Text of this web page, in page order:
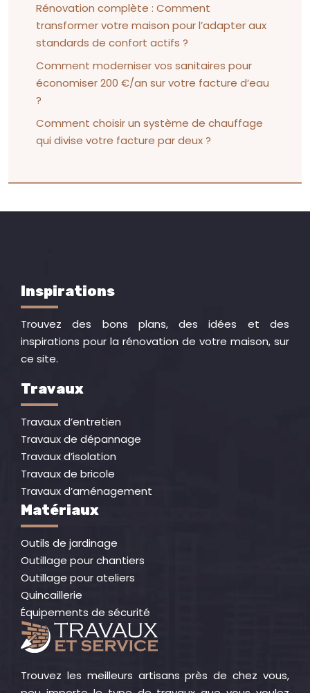
Rénovation complète : Comment
transformer votre maison pour l’adapter aux
standards de confort actifs ?
Comment moderniser vos sanitaires pour
économiser 200 €/an sur votre facture d’eau
?
Comment choisir un système de chauffage
qui divise votre facture par deux ?
Inspirations
Trouvez des bons plans, des idées et des
inspirations pour la rénovation de votre maison, sur
ce site.
Travaux
Travaux d’entretien
Travaux de dépannage
Travaux d’isolation
Travaux de bricole
Travaux d’aménagement
Matériaux
Outils de jardinage
Outillage pour chantiers
Outillage pour ateliers
Quincaillerie
Équipements de sécurité
Trouvez les meilleurs artisans près de chez vous,